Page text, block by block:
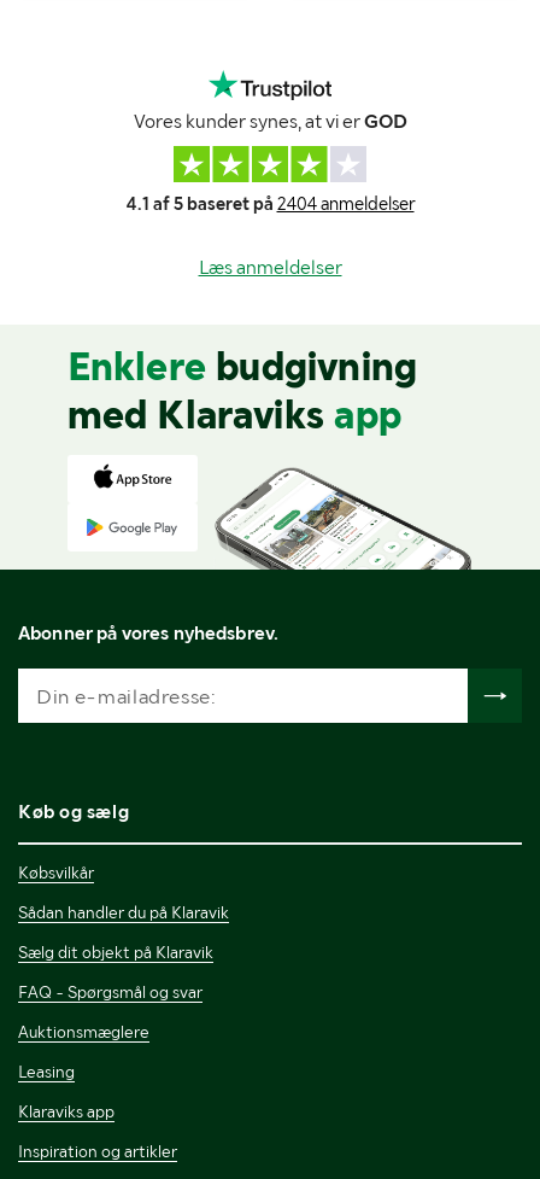
Vores kunder synes, at vi erGOD
4.1 af 5 baseret på 2404 anmeldelser
Læs anmeldelser
Enklere budgivning
med Klaraviks app
Abonner på vores nyhedsbrev.
Køb og sælg
Købsvilkår
Sådan handler du på Klaravik
Sælg dit objekt på Klaravik
FAQ - Spørgsmål og svar
Auktionsmæglere
Leasing
Klaraviks app
Inspiration og artikler